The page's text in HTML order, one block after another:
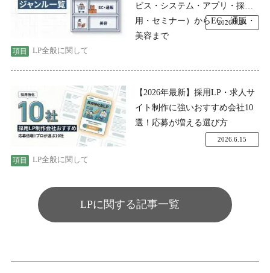
ビス・システム・アプリ・採
用・セミナー）からEC・通販・
美容まで
LP全般に関して
2026.7.24
【2026年最新】採用LP・求人サ
イト制作に強いおすすめ会社10
選！応募が増える選び方
LP全般に関して
2026.6.15
LPに関する記事一覧